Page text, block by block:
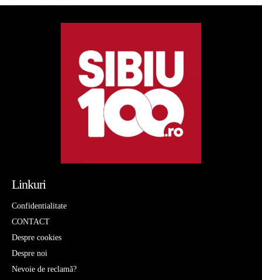
Linkuri
Confidentialitate
CONTACT
Despre cookies
Despre noi
Nevoie de reclamă?